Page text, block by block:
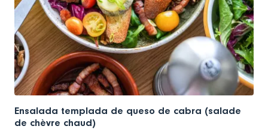
Ensalada templada de queso de cabra (salade
de chèvre chaud)